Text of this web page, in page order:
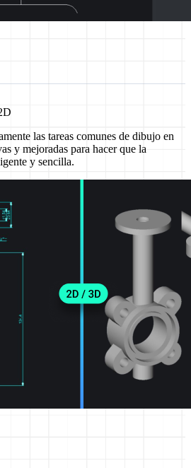
las tareas comunes de dibujo en
y mejoradas para hacer que la
y sencilla.